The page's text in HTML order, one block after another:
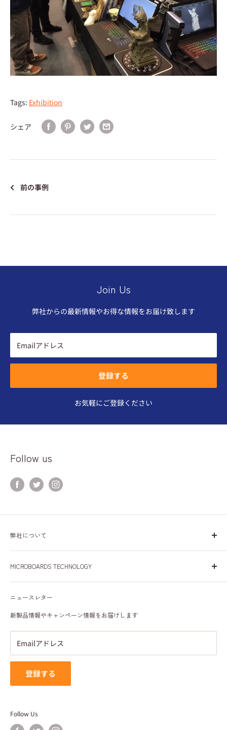
Tags: Exhibition
シェア
前の事例
Join Us
弊社からの最新情報やお得な情報をお届け致します
Emailアドレス
登録する
お気軽にご登録ください
Follow us
弊社について
日本、米国、欧州で30年間、皆様に安心して商品をご使用い
ただけるよう努めて参りました。これからも皆様に愛される
会社を目指して参ります。
MICROBOARDS TECHNOLOGY
会社概要
プライバシーポリシー
特定商取引法に基づく表記
利用規約
ニュースレター
新製品情報やキャンペーン情報をお届けします
Emailアドレス
登録する
Follow Us